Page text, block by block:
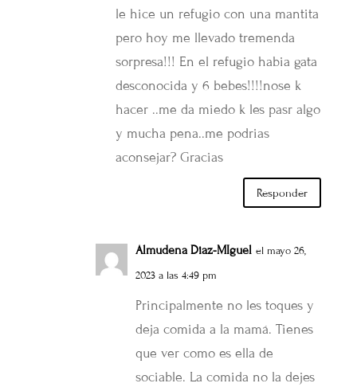
le hice un refugio con una mantita
pero hoy me llevado tremenda
sorpresa!!! En el refugio habia gata
desconocida y 6 bebes!!!!nose k
hacer ..me da miedo k les pasr algo
y mucha pena..me podrias
aconsejar? Gracias
Responder
Almudena Diaz-MIguel el mayo 26,
2023 a las 4:49 pm
Principalmente no les toques y
deja comida a la mamá. Tienes
que ver como es ella de
sociable. La comida no la dejes